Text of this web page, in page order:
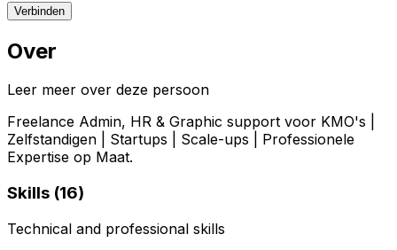
Verbinden
Over
Leer meer over deze persoon
Freelance Admin, HR & Graphic support voor KMO's |
Zelfstandigen | Startups | Scale-ups | Professionele
Expertise op Maat.
Skills (16)
Technical and professional skills